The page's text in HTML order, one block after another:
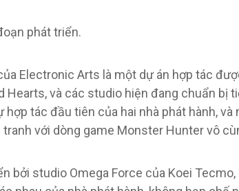
phát triển.
Electronic Arts là một dự án hợp tác
Hearts, và các studio hiện đang chuẩn bị
hợp tác đầu tiên của hai nhà phát hành, và
với dòng game Monster Hunter vô
bởi studio Omega Force của Koei